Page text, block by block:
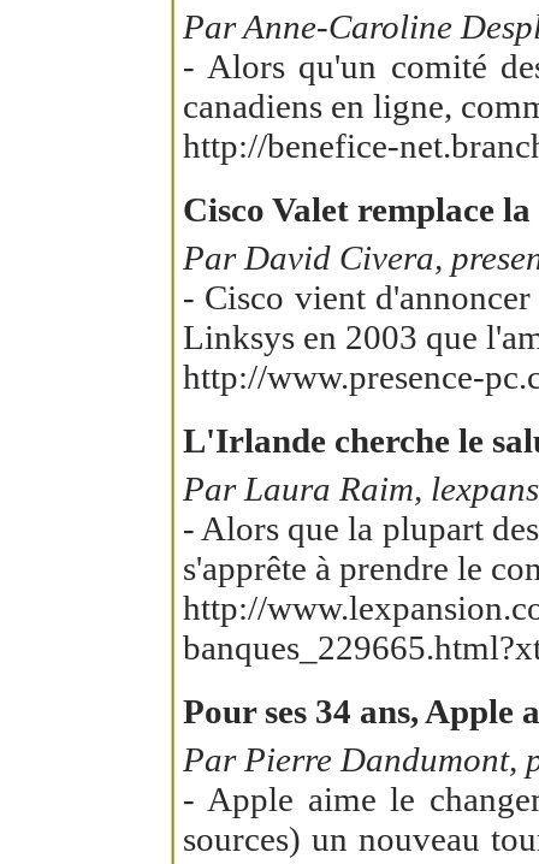
Par Anne-Caroline
- Alors qu'un comité
canadiens en ligne,
http://benefice-
Cisco Valet remplace
Par David Civera,
- Cisco vient
Linksys en 2003 que
http://www.presence-
L'Irlande cherche le
Par Laura Raim,
- Alors que la plupart
s'apprête à prendre le
http://
Pour ses 34 ans, Apple
Par Pierre Dandumont,
- Apple aime le
sources) un nouveau